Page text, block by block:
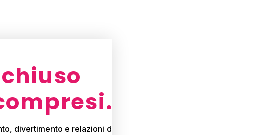
divertimento e relazioni da vivere